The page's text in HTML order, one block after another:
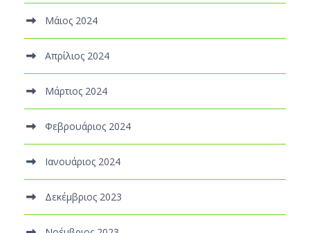
Μάιος 2024
Απρίλιος 2024
Μάρτιος 2024
Φεβρουάριος 2024
Ιανουάριος 2024
Δεκέμβριος 2023